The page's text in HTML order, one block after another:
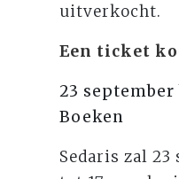
uitverkocht.
Een ticket
23 september
Boeken
Sedaris zal